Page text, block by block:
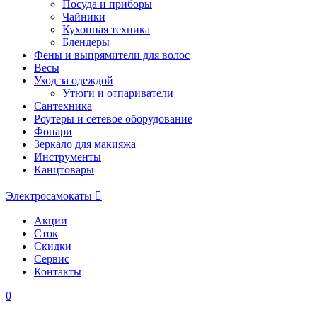
Посуда и приборы
Чайники
Кухонная техника
Блендеры
Фены и выпрямители для волос
Весы
Уход за одеждой
Утюги и отпариватели
Сантехника
Роутеры и сетевое оборудование
Фонари
Зеркало для макияжа
Инструменты
Канцтовары
Электросамокаты
Акции
Сток
Скидки
Сервис
Контакты
0